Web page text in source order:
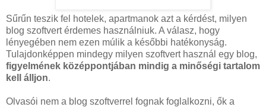
Sűrűn teszik fel hotelek, apartmanok azt a kérdést, milyen
blog szoftvert érdemes használniuk. A válasz, hogy
lényegében nem ezen múlik a későbbi hatékonyság.
Tulajdonképpen mindegy milyen szoftvert használ egy blog,
figyelmének középpontjában mindig a minőségi tartalom
kell álljon.
Olvasói nem a blog szoftverrel fognak foglalkozni, ők a